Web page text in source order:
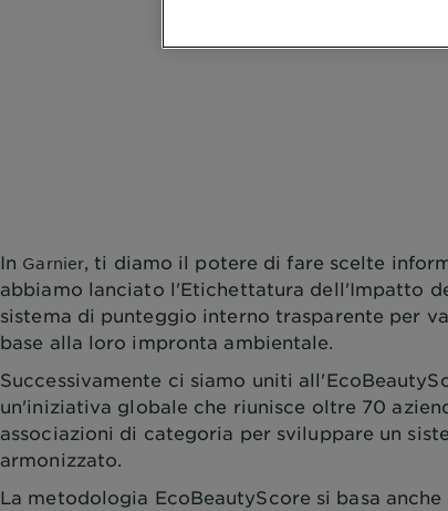
In Garnier, ti diamo il potere di fare scelte
abbiamo lanciato l'Etichettatura dell'Impatto
sistema di punteggio interno trasparente per
base alla loro impronta ambientale.
Successivamente ci siamo uniti
un'iniziativa globale che riunisce oltre 70
associazioni di categoria per sviluppare un
armonizzato.
La metodologia EcoBeautyScore si basa